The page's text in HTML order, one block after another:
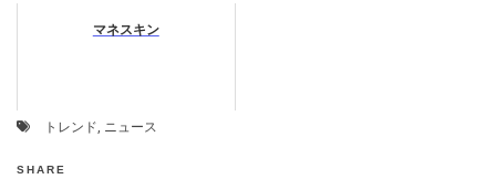
マネスキン
トレンド, ニュース
SHARE